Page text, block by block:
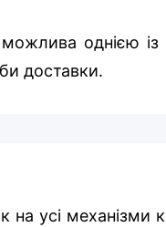
однією
доставки.
на усі механізми